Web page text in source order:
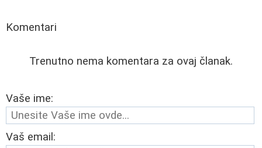
Komentari
Trenutno nema komentara za ovaj članak.
Vaše ime:
Vaš email: